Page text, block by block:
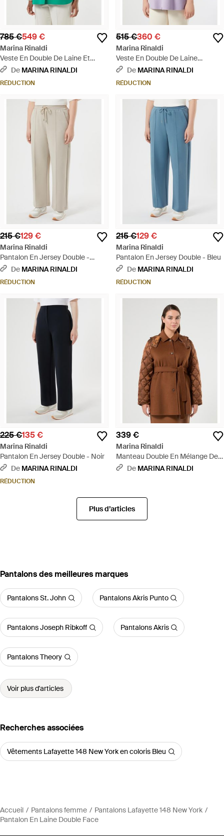
785 €549 €
Marina Rinaldi
Veste En Double De Laine Et
Cachemire - Vert
De MARINA RINALDI
RÉDUCTION
515 €360 €
Marina Rinaldi
Veste En Double De Laine
Mélangée - Violet
De MARINA RINALDI
RÉDUCTION
215 €129 €
Marina Rinaldi
Pantalon En Jersey Double -
Neutre
De MARINA RINALDI
RÉDUCTION
215 €129 €
Marina Rinaldi
Pantalon En Jersey Double - Bleu
De MARINA RINALDI
RÉDUCTION
225 €135 €
Marina Rinaldi
Pantalon En Jersey Double - Noir
De MARINA RINALDI
RÉDUCTION
339 €
Marina Rinaldi
Manteau Double En Mélange De
Laine Et De Nylon - Marron
De MARINA RINALDI
Plus d’articles
‪Pantalons‬ des meilleures marques
Pantalons St. John Pantalons Akris Punto
Pantalons Joseph Ribkoff Pantalons Akris
Pantalons Theory
Voir plus d'articles
Recherches associées
Vêtements Lafayette 148 New York en coloris Bleu
Accueil Pantalons femme
Pantalons Lafayette 148 New York
Pantalon En Laine Double Face